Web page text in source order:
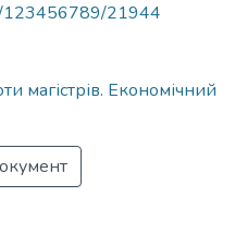
123456789/21944
магістрів. Економічний